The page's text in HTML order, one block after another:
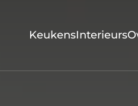
KeukensInterieurs